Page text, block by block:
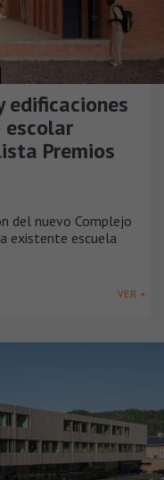
edificaciones
Premios
del nuevo Complejo
existente escuela
VER +